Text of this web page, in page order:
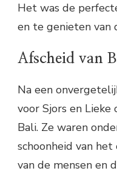
Het was de
en te genieten van
Afscheid van
Na een
voor Sjors en Lieke
Bali. Ze waren
schoonheid van
van de mensen en